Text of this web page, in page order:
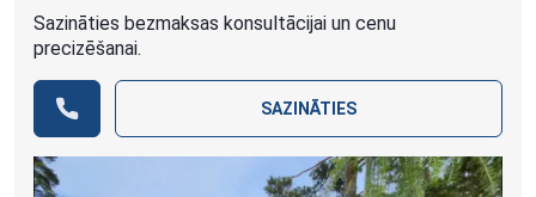
Sazināties bezmaksas konsultācijai un cenu
precizēšanai.
SAZINĀTIES